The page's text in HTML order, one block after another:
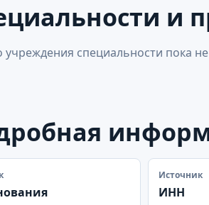
и
учреждения специальности пока
Источник
ИНН